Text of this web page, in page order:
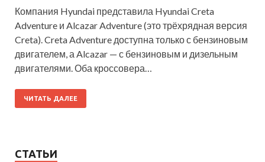
Компания Hyundai представила Hyundai Creta
Adventure и Alcazar Adventure (это трёхрядная версия
Creta). Creta Adventure доступна только с бензиновым
двигателем, а Alcazar — с бензиновым и дизельным
двигателями. Оба кроссовера…
ЧИТАТЬ ДАЛЕЕ
СТАТЬИ